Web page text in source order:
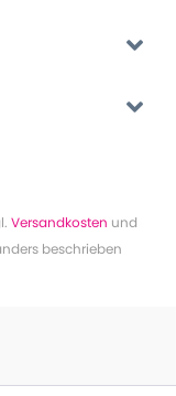
Versandkosten und
beschrieben